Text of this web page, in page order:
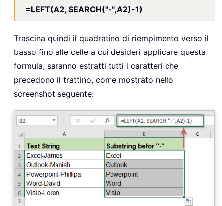
=LEFT(A2, SEARCH("-",A2)-1)
Trascina quindi il quadratino di riempimento verso il
basso fino alle celle a cui desideri applicare questa
formula; saranno estratti tutti i caratteri che
precedono il trattino, come mostrato nello
screenshot seguente: